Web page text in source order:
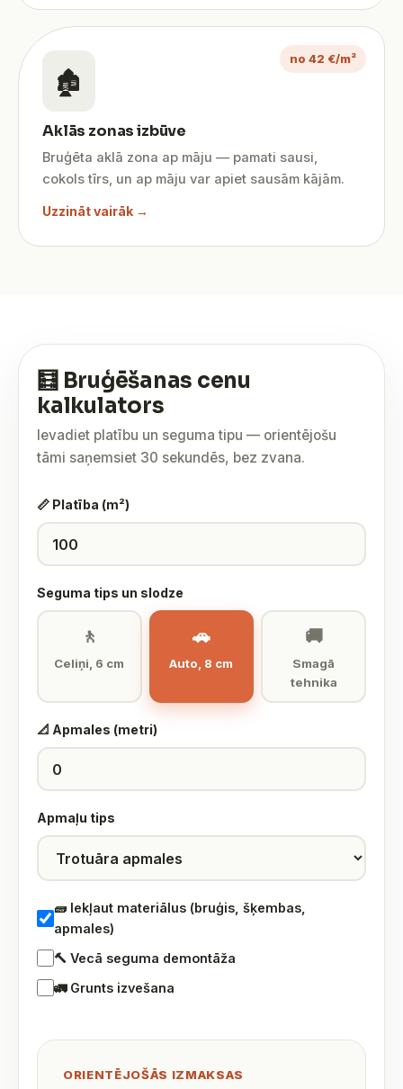
no 42 €/m²
🏚️
Aklās zonas izbūve
Bruģēta aklā zona ap māju — pamati sausi,
cokols tīrs, un ap māju var apiet sausām kājām.
Uzzināt vairāk →
🧮 Bruģēšanas cenu
kalkulators
Ievadiet platību un seguma tipu — orientējošu
tāmi saņemsiet 30 sekundēs, bez zvana.
📏 Platība (m²)
Seguma tips un slodze
🚶
Celiņi, 6 cm
🚗
Auto, 8 cm
🚚
Smagā
tehnika
📐 Apmales (metri)
Apmaļu tips
🧱 Iekļaut materiālus (bruģis, šķembas,
apmales)
🔨 Vecā seguma demontāža
🚛 Grunts izvešana
ORIENTĒJOŠĀS IZMAKSAS